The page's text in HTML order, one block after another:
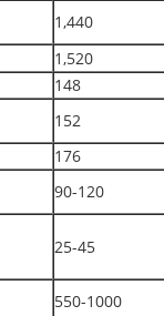
1,440
1,520
148
152
176
90-120
25-45
550-1000